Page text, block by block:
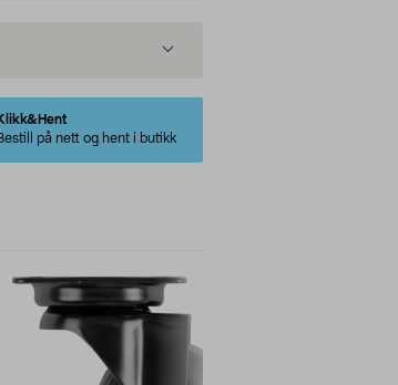
på nett og hent i butikk